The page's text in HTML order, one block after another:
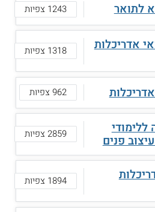
לתואר 1243 צפיות
אדריכלות 1318 צפיות
962 צפיות
פנים 2859 צפיות
1894 צפיות